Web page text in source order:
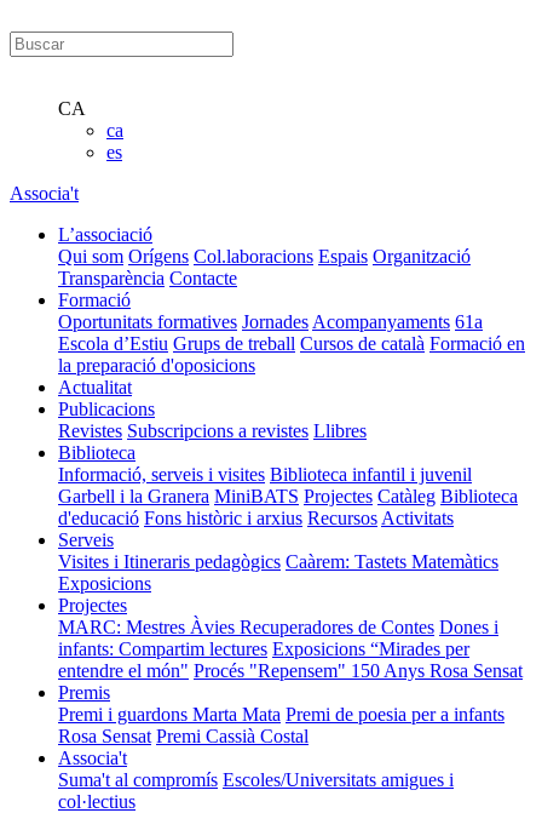
CA
ca
es
Associa't
L’associació
Qui som Orígens Col.laboracions Espais Organització
Transparència Contacte
Formació
Oportunitats formatives Jornades Acompanyaments 61a
Escola d’Estiu Grups de treball Cursos de català Formació en
la preparació d'oposicions
Actualitat
Publicacions
Revistes Subscripcions a revistes Llibres
Biblioteca
Informació, serveis i visites Biblioteca infantil i juvenil
Garbell i la Granera MiniBATS Projectes Catàleg Biblioteca
d'educació Fons històric i arxius Recursos Activitats
Serveis
Visites i Itineraris pedagògics Caàrem: Tastets Matemàtics
Exposicions
Projectes
MARC: Mestres Àvies Recuperadores de Contes Dones i
infants: Compartim lectures Exposicions “Mirades per
entendre el món" Procés "Repensem" 150 Anys Rosa Sensat
Premis
Premi i guardons Marta Mata Premi de poesia per a infants
Rosa Sensat Premi Cassià Costal
Associa't
Suma't al compromís Escoles/Universitats amigues i
col·lectius